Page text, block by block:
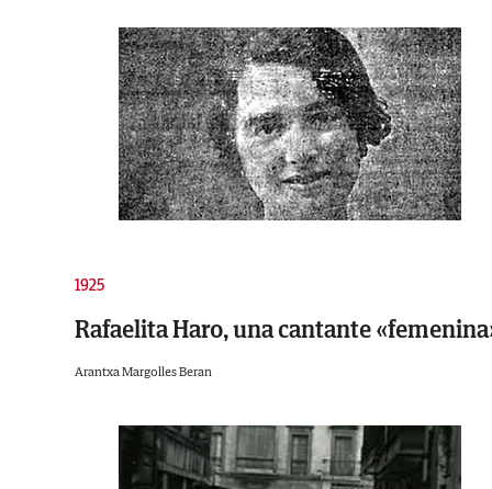
1925
Rafaelita Haro, una cantante
Arantxa Margolles Beran